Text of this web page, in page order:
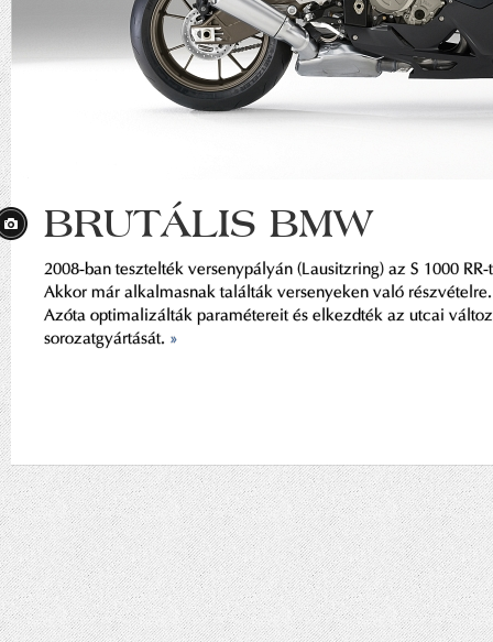
BRUTÁLIS BMW
2008-ban tesztelték versenypályán (Lausitzring) az S 1000 RR-
Akkor már alkalmasnak találták versenyeken való részvételre.
Azóta optimalizálták paramétereit és elkezdték az utcai
sorozatgyártását. »